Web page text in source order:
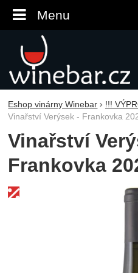
Menu
Eshop vinárny Winebar
!!!
Vinařství Verýsek - Frankovka
Vinařství
Frankovka
Fotografie